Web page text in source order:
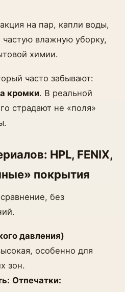
на пар, капли воды,
влажную уборку,
химии.
часто забывают:
кромки. В реальной
страдают не «поля»
HPL, FENIX,
покрытия
без
давления)
особенно для
зон.
Отпечатки: